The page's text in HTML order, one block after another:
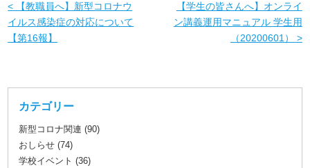
< 【教職員へ】新型コロナウ
イルス感染症の対応について
【第16報】
【学生の皆さんへ】オンライ
ン講義運用マニュアル 学生用
（20200601） >
カテゴリー
新型コロナ関連 (90)
おしらせ (74)
学校イベント (36)